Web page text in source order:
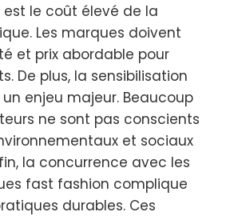
le coût élevé de la
Les marques doivent
et prix abordable pour
De plus, la sensibilisation
enjeu majeur. Beaucoup
ne sont pas conscients
et sociaux
la concurrence avec les
fast fashion complique
durables. Ces